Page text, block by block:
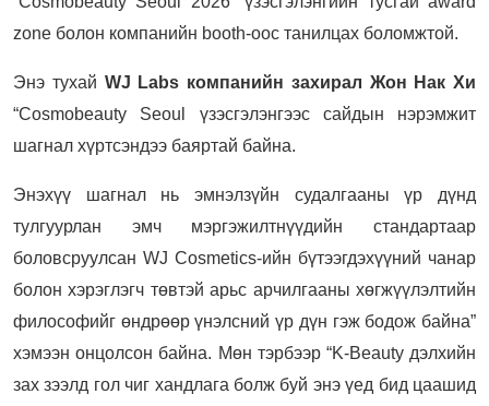
zone болон компанийн booth-оос танилцах боломжтой.
Энэ тухай WJ Labs компанийн захирал Жон Нак Хи
“Cosmobeauty Seoul үзэсгэлэнгээс сайдын нэрэмжит
шагнал хүртсэндээ баяртай байна.
Энэхүү шагнал нь эмнэлзүйн судалгааны үр дүнд
тулгуурлан эмч мэргэжилтнүүдийн стандартаар
боловсруулсан WJ Cosmetics-ийн бүтээгдэхүүний чанар
болон хэрэглэгч төвтэй арьс арчилгааны хөгжүүлэлтийн
философийг өндрөөр үнэлсний үр дүн гэж бодож байна”
хэмээн онцолсон байна. Мөн тэрбээр “K-Beauty дэлхийн
зах зээлд гол чиг хандлага болж буй энэ үед бид цаашид